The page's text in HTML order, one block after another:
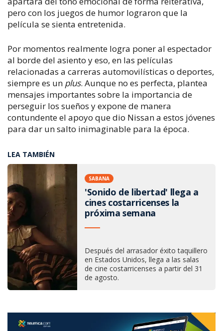
pero con los juegos de humor lograron que la
película se sienta entretenida.
Por momentos realmente logra poner al espectador
al borde del asiento y eso, en las películas
relacionadas a carreras automovilísticas o deportes,
siempre es un plus. Aunque no es perfecta, plantea
mensajes importantes sobre la importancia de
perseguir los sueños y expone de manera
contundente el apoyo que dio Nissan a estos jóvenes
para dar un salto inimaginable para la época.
LEA TAMBIÉN
SABANA
'Sonido de libertad' llega a
cines costarricenses la
próxima semana
Después del arrasador éxito taquillero
en Estados Unidos, llega a las salas
de cine costarricenses a partir del 31
de agosto.